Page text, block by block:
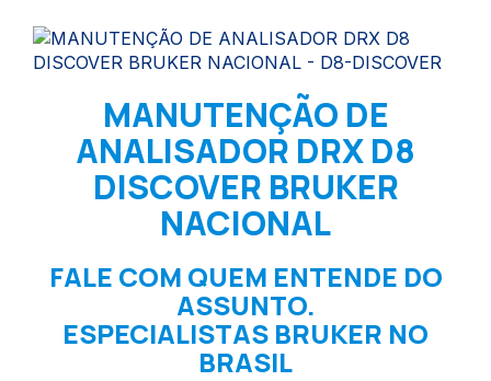
MANUTENÇÃO DE
ANALISADOR DRX D8
DISCOVER BRUKER
NACIONAL
FALE COM QUEM ENTENDE DO
ASSUNTO.
ESPECIALISTAS BRUKER NO
BRASIL